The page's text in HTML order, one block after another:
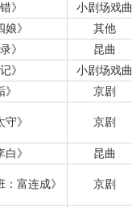
》
小剧场戏曲
娘》
其他
》
昆曲
》
小剧场戏曲
》
京剧
守》 京剧
白》
昆曲
：富连成》 京剧